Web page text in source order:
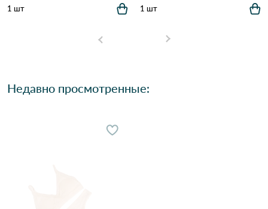
1 шт 1 шт
Недавно просмотренные: